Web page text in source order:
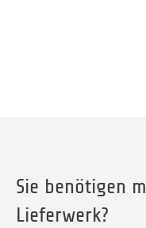
Sie benötigen
Lieferwerk?